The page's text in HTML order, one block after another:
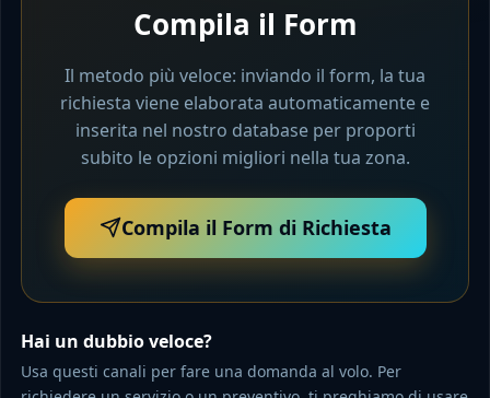
Compila il Form
Il metodo più veloce: inviando il form, la tua
richiesta viene elaborata automaticamente e
inserita nel nostro database per proporti
subito le opzioni migliori nella tua zona.
Compila il Form di Richiesta
Hai un dubbio veloce?
Usa questi canali per fare una domanda al volo. Per